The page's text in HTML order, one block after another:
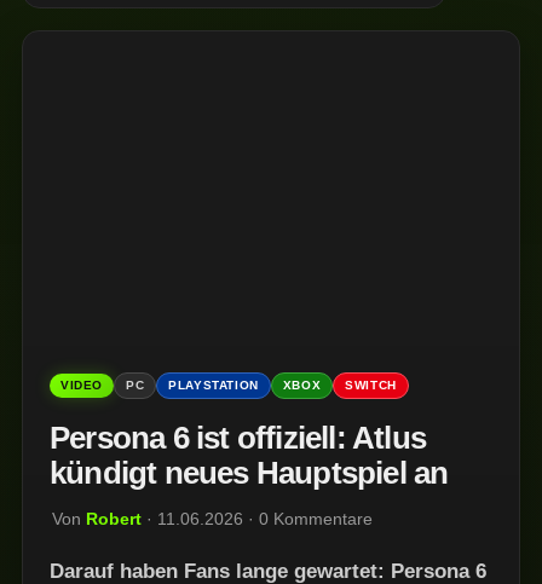
VIDEO PC PLAYSTATION XBOX SWITCH
Persona 6 ist offiziell: Atlus
kündigt neues Hauptspiel an
Von Robert · 11.06.2026 · 0 Kommentare
Darauf haben Fans lange gewartet: Persona 6